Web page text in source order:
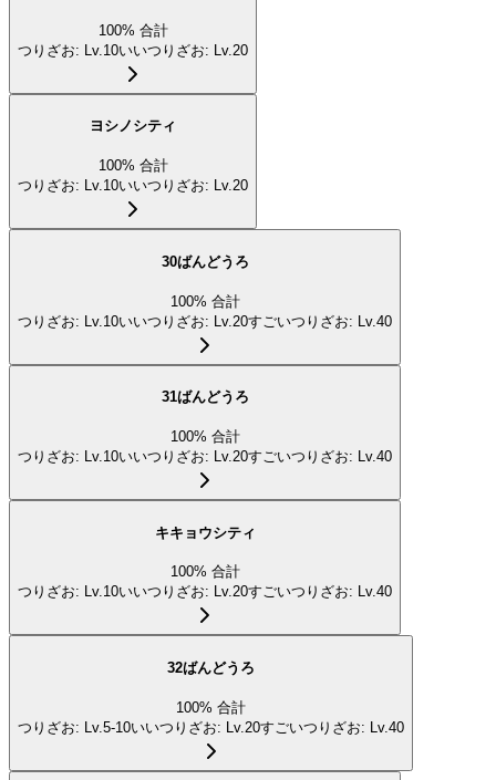
100% 合計
つりざお: Lv.10いいつりざお: Lv.20
ヨシノシティ
100% 合計
つりざお: Lv.10いいつりざお: Lv.20
30ばんどうろ
100% 合計
つりざお: Lv.10いいつりざお: Lv.20すごいつりざお: Lv.40
31ばんどうろ
100% 合計
つりざお: Lv.10いいつりざお: Lv.20すごいつりざお: Lv.40
キキョウシティ
100% 合計
つりざお: Lv.10いいつりざお: Lv.20すごいつりざお: Lv.40
32ばんどうろ
100% 合計
つりざお: Lv.5-10いいつりざお: Lv.20すごいつりざお: Lv.40